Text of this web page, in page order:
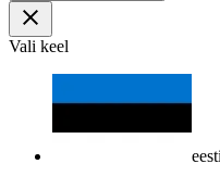
Vali keel
eesti